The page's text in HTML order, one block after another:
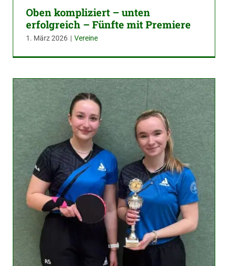
Oben kompliziert – unten
erfolgreich – Fünfte mit Premiere
1. März 2026 | Vereine